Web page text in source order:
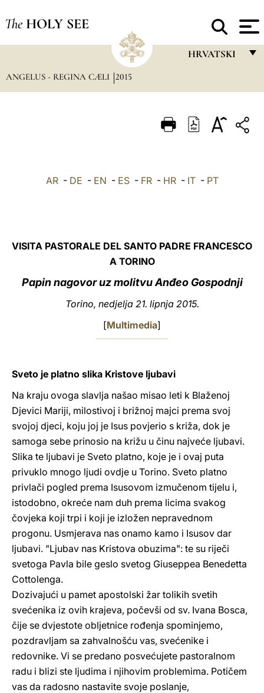
The HOLY SEE
HRVATSKI
ITALIANO
LATINE
ANGELUS - REGINA CÆLI 2015
AR- DE - EN - ES- FR- HR- IT- PT
VISITA PASTORALE DEL SANTO PADRE FRANCESCO
A TORINO
Papin nagovor uz molitvu Anđeo Gospodnji
Torino, nedjelja 21. lipnja 2015.
[Multimedia]
Sveto je platno slika Kristove ljubavi
Na kraju ovoga slavlja našao misao leti k Blaženoj
Djevici Mariji, milostivoj i brižnoj majci prema svoj
svojoj djeci, koju joj je Isus povjerio s križa, dok je
samoga sebe prinosio na križu u činu najveće ljubavi.
Slika te ljubavi je Sveto platno, koje je i ovaj puta
privuklo mnogo ljudi ovdje u Torino. Sveto platno
privlači pogled prema Isusovom izmučenom tijelu i,
istodobno, okreće nam duh prema licima svakog
čovjeka koji trpi i koji je izložen nepravednom
progonu. Usmjerava nas onamo kamo i Isusov dar
ljubavi. "Ljubav nas Kristova obuzima": te su riječi
svetoga Pavla bile geslo svetog Giuseppea Benedetta
Cottolenga.
Dozivajući u pamet apostolski žar tolikih svetih
svećenika iz ovih krajeva, počevši od sv. Ivana Bosca,
čije se dvjestote obljetnice rođenja spominjemo,
pozdravljam sa zahvalnošću vas, svećenike i
redovnike. Vi se predano posvećujete pastoralnom
radu i blizi ste ljudima i njihovim problemima. Potičem
vas da radosno nastavite svoje poslanje,